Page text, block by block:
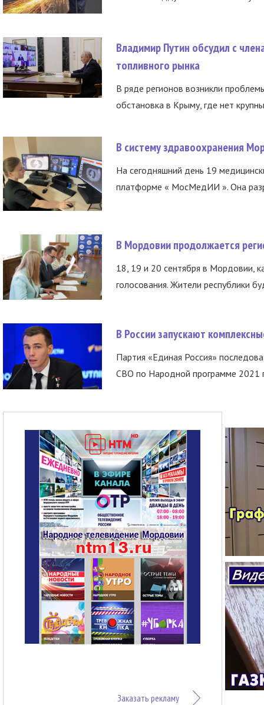
Владимир Путин обсудил с
топливного рынка
В ряде регионов возникли
обстановка в Крыму, где нет
В систему здравоохранения
На сегодняшний день 19
платформе « МосМедИИ ». Она
В Мордовии продолжается
18, 19 и 20 сентября в Мордовии,
голосования. Жители республики
В России запускают
Партия «Единая Россия»
СВО по Народной программе 2021
Заказать рекламу